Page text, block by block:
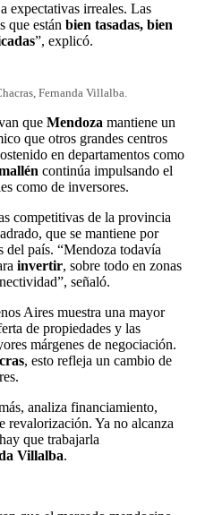
expectativas irreales. Las
que están bien tasadas, bien
”, explicó.
Fernanda Villalba.
que Mendoza mantiene un
que otros grandes centros
en departamentos como
continúa impulsando el
como de inversores.
competitivas de la provincia
que se mantiene por
del país. “Mendoza todavía
invertir, sobre todo en zonas
señaló.
Aires muestra una mayor
de propiedades y las
márgenes de negociación.
, esto refleja un cambio de
analiza financiamiento,
revalorización. Ya no alcanza
que trabajarla
Villalba.